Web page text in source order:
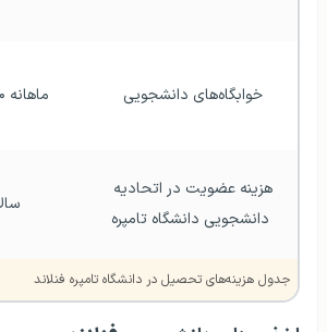
خوابگاه‌های دانشجویی ماهانه ۲۰۰ الی ۴۵۰ یورو
دانشجویی دانشگاه تامپره
جدول هزینه‌های تحصیل در دانشگاه تامپره فنلاند